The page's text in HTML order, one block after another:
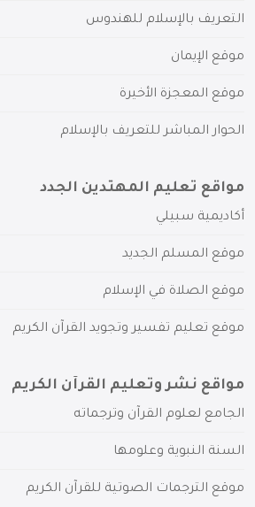
التعريف بالإسلام للهندوس
موقع الإيمان
موقع المعجزة الأخيرة
الحوار المباشر للتعريف بالإسلام
مواقع تعليم المهتدين الجدد
أكاديمية سبيلي
موقع المسلم الجديد
موقع الصلاة في الإسلام
موقع تعليم تفسير وتجويد القرآن الكريم
مواقع نشر وتعليم القرآن الكريم
الجامع لعلوم القرآن وترجماته
السنة النبوية وعلومها
موقع الترجمات الصوتية للقرآن الكريم